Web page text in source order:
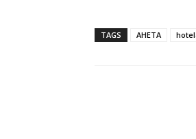
TAGS AHETA